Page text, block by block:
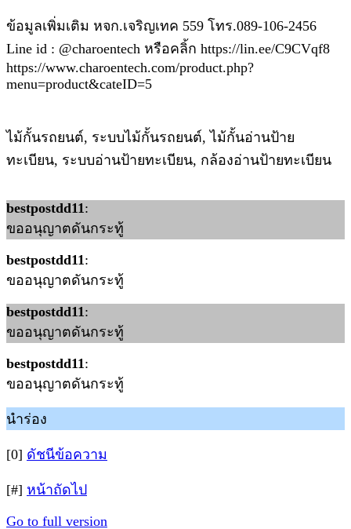
ข้อมูลเพิ่มเติม หจก.เจริญเทค 559 โทร.089-106-2456
Line id : @charoentech หรือคลิ้ก https://lin.ee/C9CVqf8
https://www.charoentech.com/product.php?
menu=product&cateID=5
ไม้กั้นรถยนต์, ระบบไม้กั้นรถยนต์, ไม้กั้นอ่านป้าย
ทะเบียน, ระบบอ่านป้ายทะเบียน, กล้องอ่านป้ายทะเบียน
bestpostdd11:
ขออนุญาตดันกระทู้
bestpostdd11:
ขออนุญาตดันกระทู้
bestpostdd11:
ขออนุญาตดันกระทู้
bestpostdd11:
ขออนุญาตดันกระทู้
นำร่อง
[0] ดัชนีข้อความ
[#] หน้าถัดไป
Go to full version